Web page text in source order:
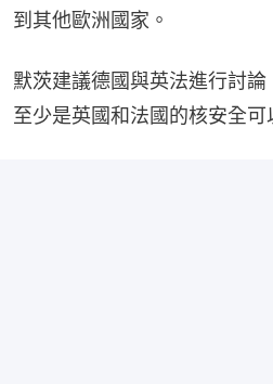
到其他歐洲國家。
默茨建議德國與英法進行討
至少是英國和法國的核安全可